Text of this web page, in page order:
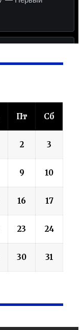
Пт Сб
2 3
9 10
16 17
23 24
30 31